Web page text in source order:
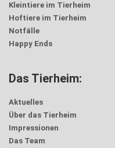
Kleintiere im Tierheim
Hoftiere im Tierheim
Notfälle
Happy Ends
Das Tierheim:
Aktuelles
Über das Tierheim
Impressionen
Das Team